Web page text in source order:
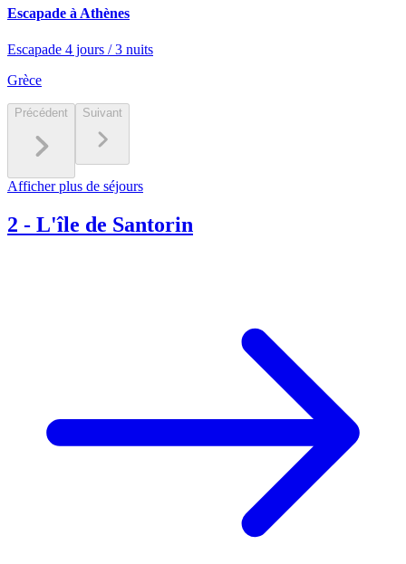
Escapade à Athènes
Escapade 4 jours / 3 nuits
Grèce
Précédent Suivant
Afficher plus de séjours
2 - L'île de Santorin